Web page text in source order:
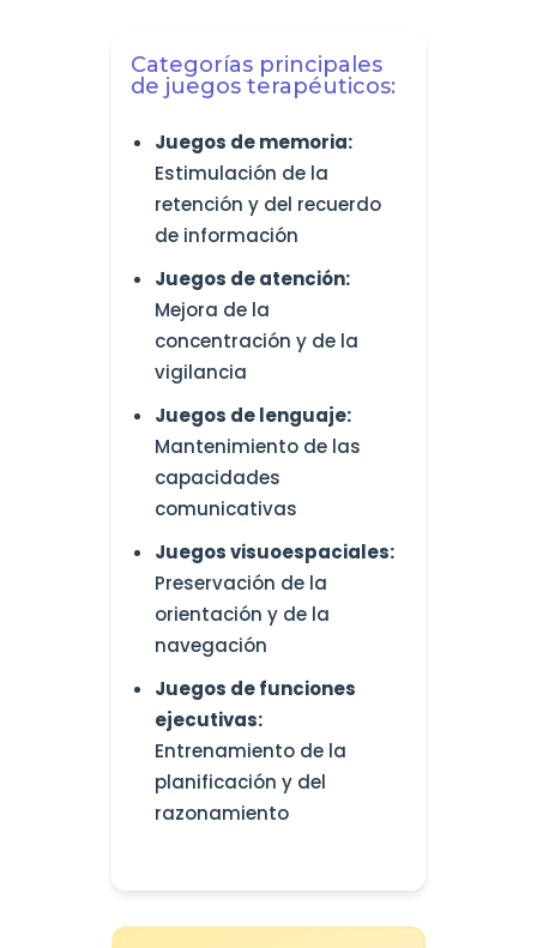
Categorías principales
de juegos terapéuticos:
Juegos de memoria:
Estimulación de la
retención y del recuerdo
de información
Juegos de atención:
Mejora de la
concentración y de la
vigilancia
Juegos de lenguaje:
Mantenimiento de las
capacidades
comunicativas
Juegos visuoespaciales:
Preservación de la
orientación y de la
navegación
Juegos de funciones
ejecutivas:
Entrenamiento de la
planificación y del
razonamiento